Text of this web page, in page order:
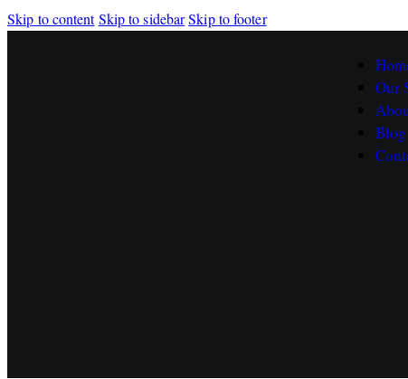
Skip to content Skip to sidebarSkip to footer
Our
Blog